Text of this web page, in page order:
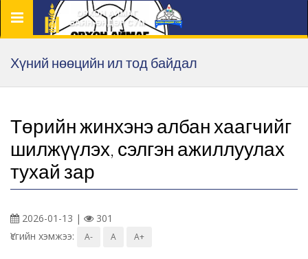
Цэс
Хүний нөөцийн ил тод байдал
Төрийн жинхэнэ албан хаагчийг
шилжүүлэх, сэлгэн ажиллуулах
тухай зар
2026-01-13 |
301
Үсгийн хэмжээ:
A- A A+